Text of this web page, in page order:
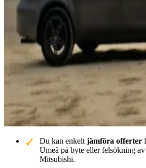
Du kan enkelt jämföra offerter
Umeå på byte eller felsökning
Mitsubishi.